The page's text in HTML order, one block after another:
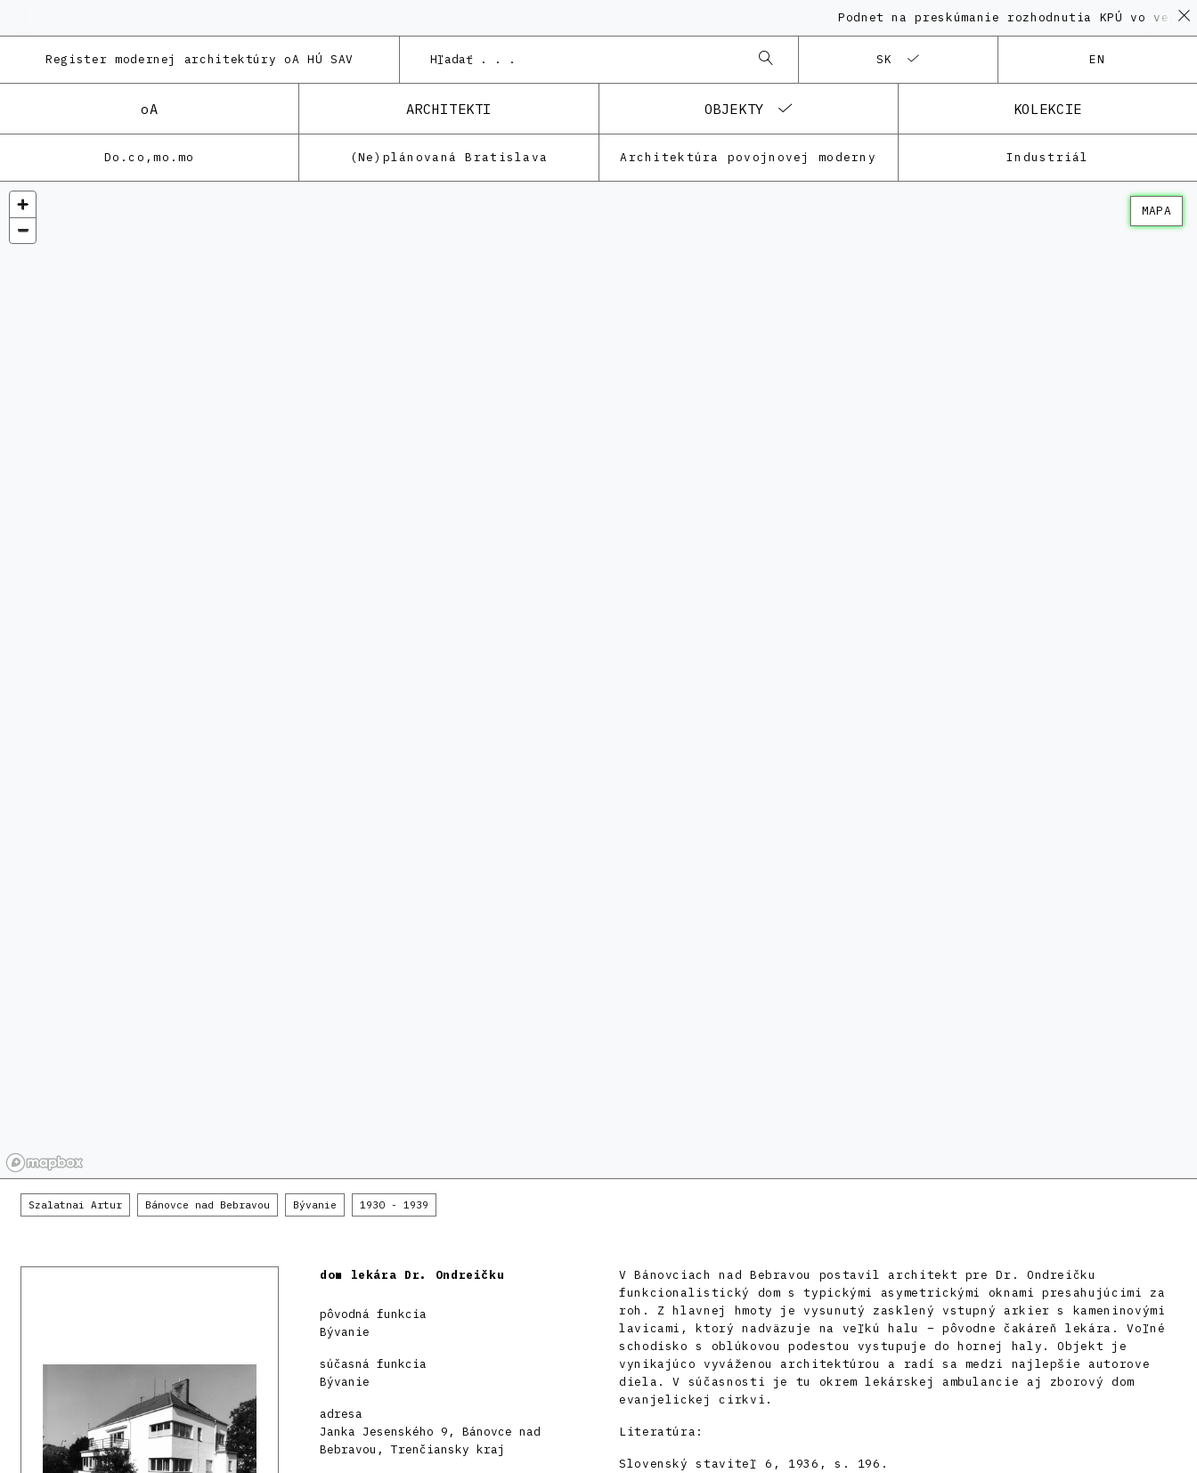
Podnet na preskúmanie rozhodnutia KPÚ vo veci
Register modernej architektúry oA HÚ SAV SK EN
oA ARCHITEKTI OBJEKTY KOLEKCIE
Do.co,mo.mo (Ne)plánovaná Bratislava Architektúra povojnovej moderny Industriál
MAPA
Szalatnai Artur Bánovce nad Bebravou Bývanie 1930 - 1939
dom lekára Dr. Ondreičku
pôvodná funkcia
Bývanie
súčasná funkcia
Bývanie
adresa
Janka Jesenského 9, Bánovce nad
Bebravou, Trenčiansky kraj
V Bánovciach nad Bebravou postavil architekt pre Dr. Ondreičku
funkcionalistický dom s typickými asymetrickými oknami presahujúcimi za
roh. Z hlavnej hmoty je vysunutý zasklený vstupný arkier s kameninovými
lavicami, ktorý nadväzuje na veľkú halu – pôvodne čakáreň lekára. Voľné
schodisko s oblúkovou podestou vystupuje do hornej haly. Objekt je
vynikajúco vyváženou architektúrou a radí sa medzi najlepšie autorove
diela. V súčasnosti je tu okrem lekárskej ambulancie aj zborový dom
evanjelickej cirkvi.
Literatúra:
Slovenský staviteľ 6, 1936, s. 196.